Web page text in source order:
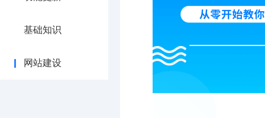
基础知识
网站建设